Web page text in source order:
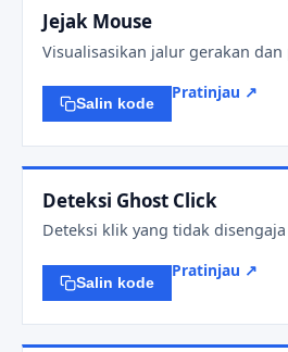
Jejak Mouse
Visualisasikan jalur gerakan
Salin kode
Pratinjau ↗
Deteksi Ghost Click
Deteksi klik yang tidak disengaja
Salin kode
Pratinjau ↗